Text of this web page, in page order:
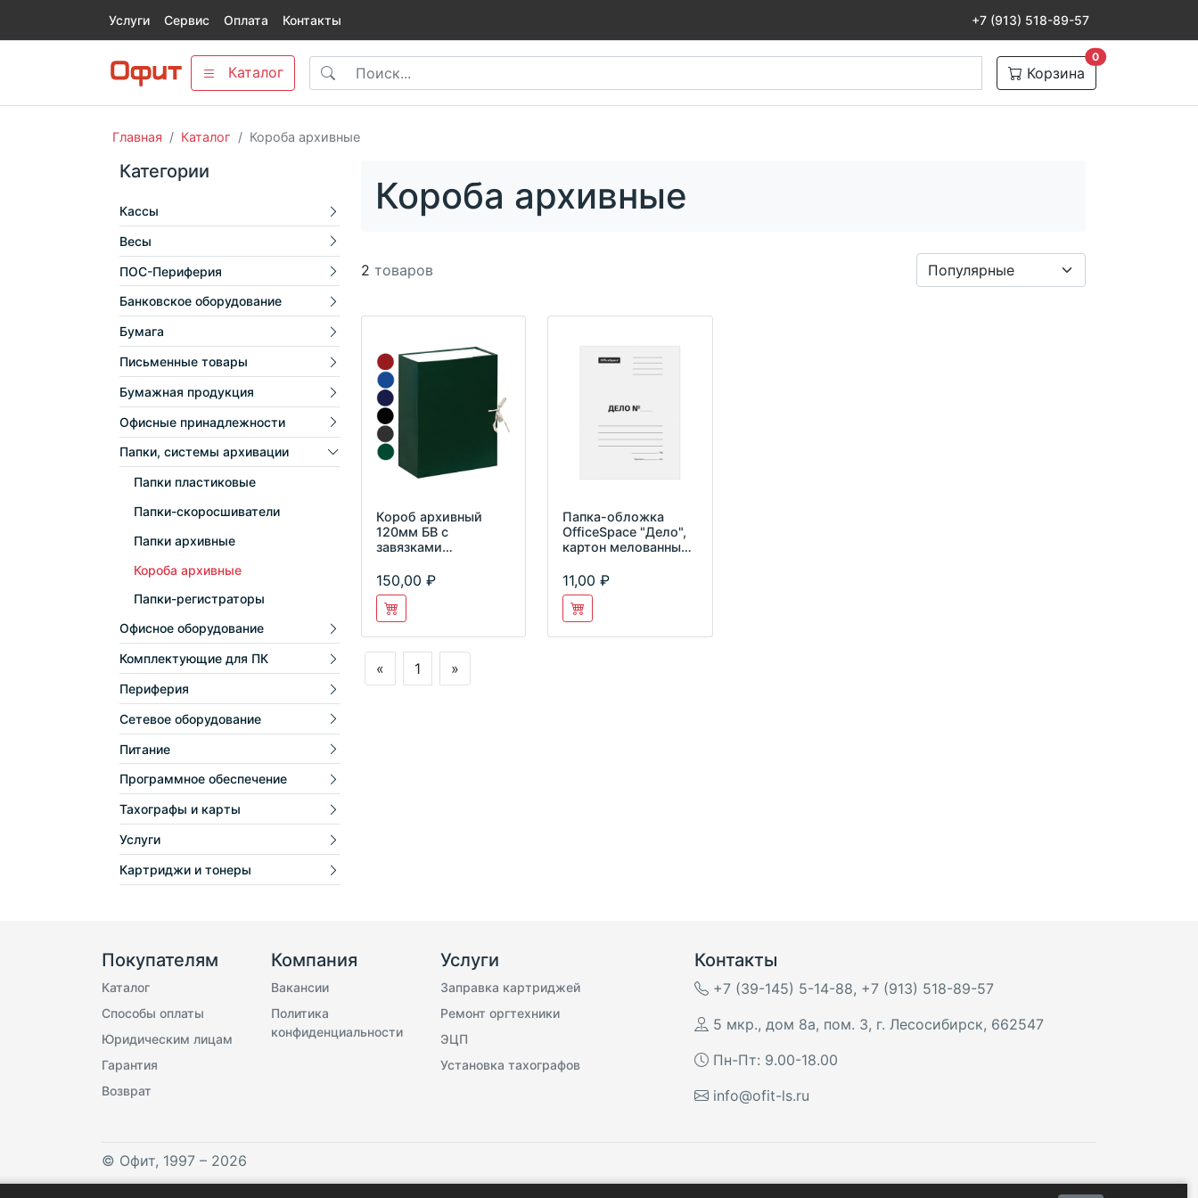
Услуги Сервис Оплата Контакты +7 (913) 518-89-57
Каталог Корзина
0товаров в корзине
Главная Каталог Короба архивные
Категории
Кассы
Весы
ПОС-Периферия
Банковское оборудование
Бумага
Письменные товары
Бумажная продукция
Офисные принадлежности
Папки, системы архивации
Папки пластиковые
Папки-скоросшиватели
Папки архивные
Короба архивные
Папки-регистраторы
Офисное оборудование
Комплектующие для ПК
Периферия
Сетевое оборудование
Питание
Программное обеспечение
Тахографы и карты
Услуги
Картриджи и тонеры
Короба архивные
2 товаров
Короб архивный
120мм БВ с
завязками
150,00
Папка-обложка
OfficeSpace "Дело",
картон мелованный,
200
11,00
« 1 »
Покупателям
Каталог
Способы оплаты
Юридическим лицам
Гарантия
Возврат
Компания
Вакансии
Политика
конфиденциальности
Услуги
Заправка картриджей
Ремонт оргтехники
ЭЦП
Установка тахографов
Контакты
+7 (39-145) 5-14-88, +7 (913) 518-89-57
5 мкр., дом 8а, пом. 3, г. Лесосибирск, 662547
Пн-Пт: 9.00-18.00
info@ofit-ls.ru
© Офит, 1997 – 2026